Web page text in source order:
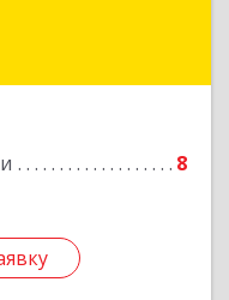
8
Подробнее